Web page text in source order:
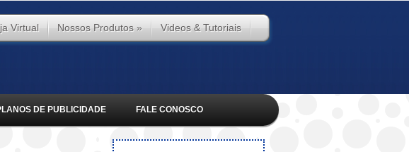
Virtual Nossos Produtos » Videos & Tutoriais
DE PUBLICIDADE FALE CONOSCO